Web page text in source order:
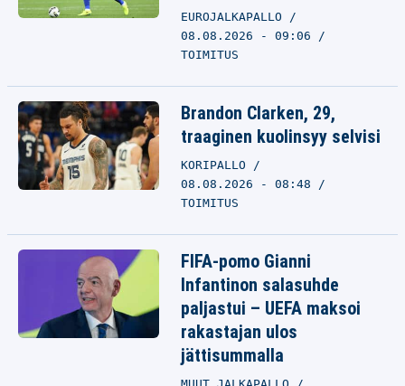
EUROJALKAPALLO
08.08.2026 - 09:06
TOIMITUS
Brandon Clarken, 29,
traaginen kuolinsyy selvisi
KORIPALLO
08.08.2026 - 08:48
TOIMITUS
FIFA-pomo Gianni
Infantinon salasuhde
paljastui – UEFA maksoi
rakastajan ulos
jättisummalla